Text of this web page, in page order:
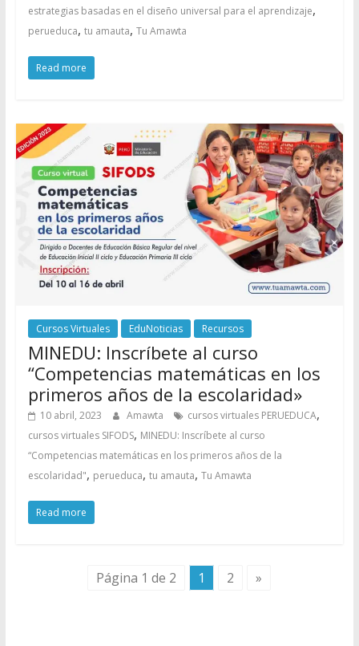
estrategias basadas en el diseño universal para el aprendizaje,
perueduca, tu amauta, Tu Amawta
Read more
Cursos Virtuales EduNoticias Recursos
MINEDU: Inscríbete al curso
“Competencias matemáticas en los
primeros años de la escolaridad»
10 abril, 2023 Amawta cursos virtuales PERUEDUCA,
cursos virtuales SIFODS, MINEDU: Inscríbete al curso
“Competencias matemáticas en los primeros años de la
escolaridad", perueduca, tu amauta, Tu Amawta
Read more
Página 1 de 2 1 2 »